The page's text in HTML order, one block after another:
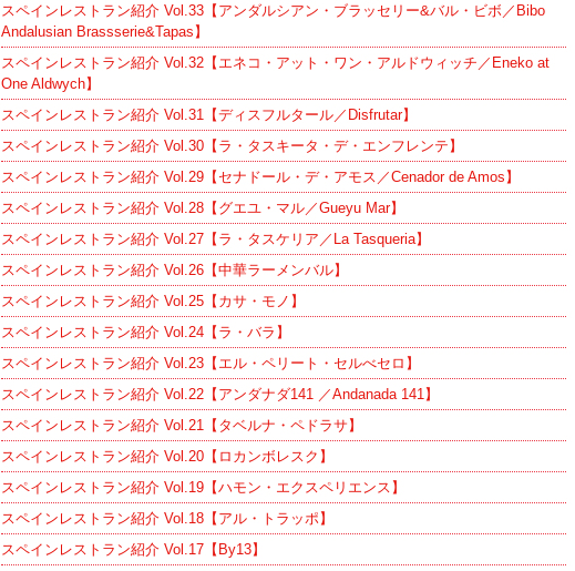
スペインレストラン紹介 Vol.33【アンダルシアン・ブラッセリー&バル・ビボ／Bibo
Andalusian Brassserie&Tapas】
スペインレストラン紹介 Vol.32【エネコ・アット・ワン・アルドウィッチ／Eneko at
One Aldwych】
スペインレストラン紹介 Vol.31【ディスフルタール／Disfrutar】
スペインレストラン紹介 Vol.30【ラ・タスキータ・デ・エンフレンテ】
スペインレストラン紹介 Vol.29【セナドール・デ・アモス／Cenador de Amos】
スペインレストラン紹介 Vol.28【グエユ・マル／Gueyu Mar】
スペインレストラン紹介 Vol.27【ラ・タスケリア／La Tasqueria】
スペインレストラン紹介 Vol.26【中華ラーメンバル】
スペインレストラン紹介 Vol.25【カサ・モノ】
スペインレストラン紹介 Vol.24【ラ・バラ】
スペインレストラン紹介 Vol.23【エル・ペリート・セルべセロ】
スペインレストラン紹介 Vol.22【アンダナダ141 ／Andanada 141】
スペインレストラン紹介 Vol.21【タベルナ・ペドラサ】
スペインレストラン紹介 Vol.20【ロカンボレスク】
スペインレストラン紹介 Vol.19【ハモン・エクスペリエンス】
スペインレストラン紹介 Vol.18【アル・トラッポ】
スペインレストラン紹介 Vol.17【By13】